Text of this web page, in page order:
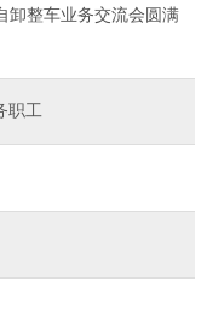
卸整车业务交流会圆满
职工